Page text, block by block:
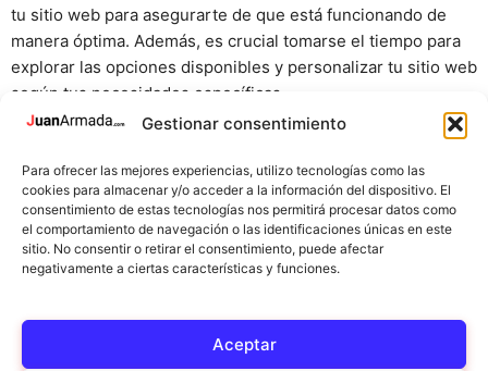
Gestionar consentimiento
Para ofrecer las mejores experiencias, utilizo tecnologías como las
cookies para almacenar y/o acceder a la información del dispositivo. El
consentimiento de estas tecnologías nos permitirá procesar datos como
el comportamiento de navegación o las identificaciones únicas en este
sitio. No consentir o retirar el consentimiento, puede afectar
negativamente a ciertas características y funciones.
Aceptar
tu sitio web para asegurarte de que está funcionando de
manera óptima. Además, es crucial tomarse el tiempo para
explorar las opciones disponibles y personalizar tu sitio web
según tus necesidades específicas.
En definitiva, una vez instalado WordPress en tu sitio web,
el siguiente paso es personalizar el diseño y la
funcionalidad de tu sitio, generar contenido relevante y útil,
configurar tu sitio web y promocionarlo para atraer tráfico.
¡Disfruta del proceso y buena suerte en tu proyecto online!
¡Nos vemos en el siguiente, ciao!!